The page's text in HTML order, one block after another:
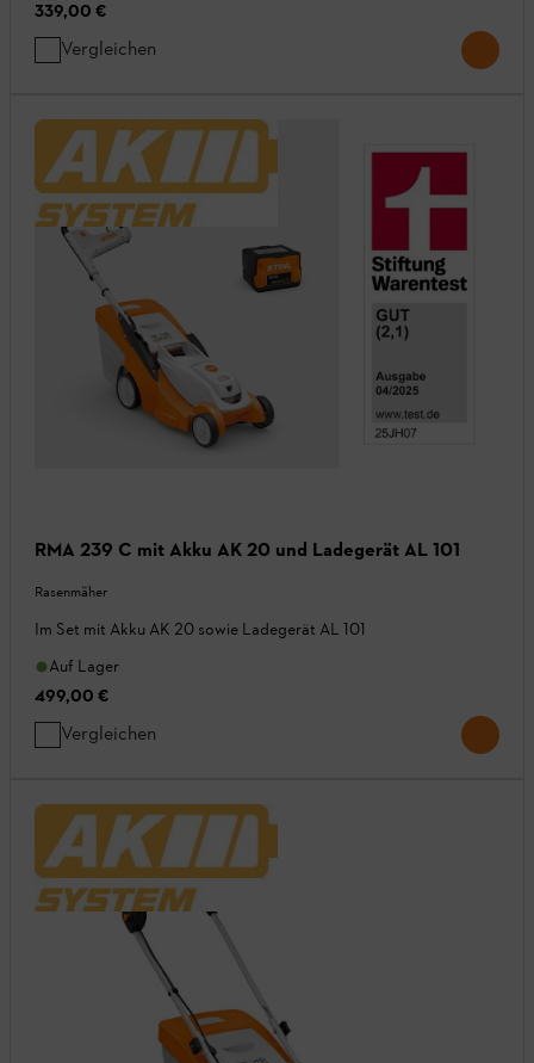
339,00 €
Vergleichen
RMA 239 C mit Akku AK 20 und Ladegerät AL 101
Rasenmäher
Im Set mit Akku AK 20 sowie Ladegerät AL 101
Auf Lager
499,00 €
Vergleichen